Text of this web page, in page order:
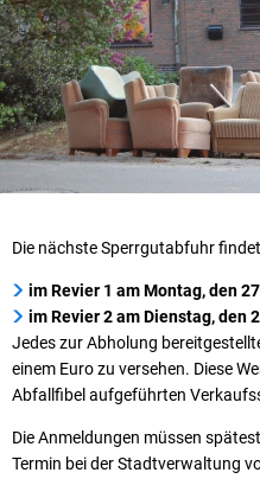
Die nächste Sperrgutabfuhr
im Revier 1 am Montag, den
im Revier 2 am Dienstag, den
Jedes zur Abholung
einem Euro zu versehen. Diese
Abfallfibel aufgeführten
Die Anmeldungen müssen
Termin bei der Stadtverwaltung